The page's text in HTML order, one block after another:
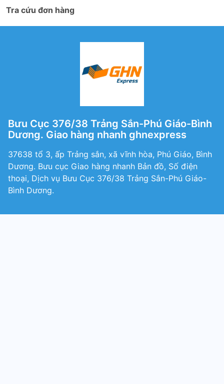
Tra cứu đơn hàng
Bưu Cục 376/38 Trảng Sắn-Phú Giáo-Bình
Dương. Giao hàng nhanh ghnexpress
37638 tổ 3, ấp Trảng sắn, xã vĩnh hòa, Phú Giáo, Bình
Dương. Bưu cục Giao hàng nhanh Bản đồ, Số điện
thoại, Dịch vụ Bưu Cục 376/38 Trảng Sắn-Phú Giáo-
Bình Dương.